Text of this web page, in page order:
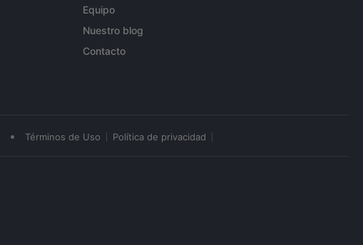
Equipo
Nuestro blog
Contacto
• Términos de Uso Política de privacidad